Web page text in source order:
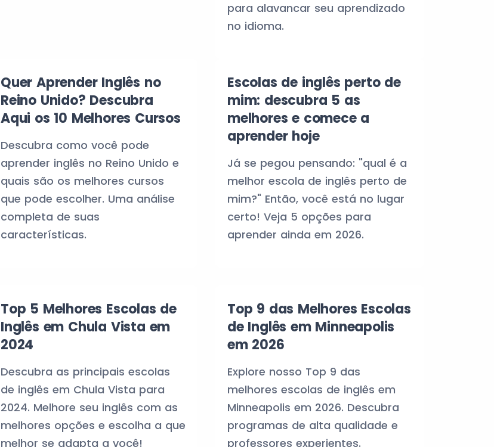
para alavancar seu aprendizado
no idioma.
Quer Aprender Inglês no
Reino Unido? Descubra
Aqui os 10 Melhores Cursos
Descubra como você pode
aprender inglês no Reino Unido e
quais são os melhores cursos
que pode escolher. Uma análise
completa de suas
características.
Escolas de inglês perto de
mim: descubra 5 as
melhores e comece a
aprender hoje
Já se pegou pensando: "qual é a
melhor escola de inglês perto de
mim?" Então, você está no lugar
certo! Veja 5 opções para
aprender ainda em 2026.
Top 5 Melhores Escolas de
Inglês em Chula Vista em
2024
Descubra as principais escolas
de inglês em Chula Vista para
2024. Melhore seu inglês com as
melhores opções e escolha a que
melhor se adapta a você!
Top 9 das Melhores Escolas
de Inglês em Minneapolis
em 2026
Explore nosso Top 9 das
melhores escolas de inglês em
Minneapolis em 2026. Descubra
programas de alta qualidade e
professores experientes.